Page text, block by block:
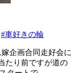
#車好きの輪
企画合同走好会に
たり前ですが道の